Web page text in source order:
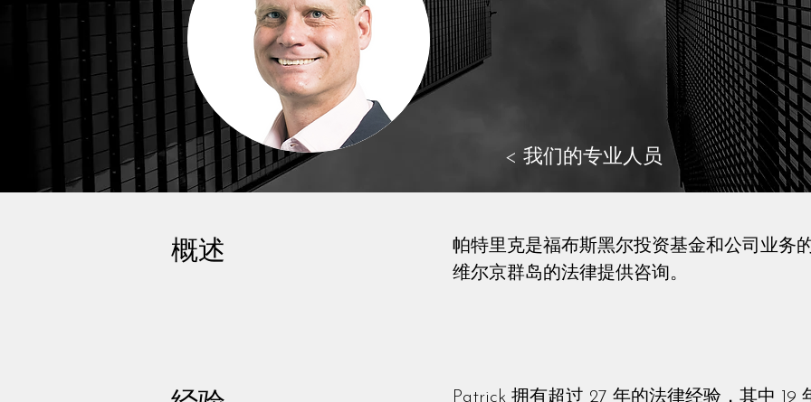
< 我们的专业人员
概述
帕特里克是福布斯黑尔投资基金和公司业务
维尔京群岛的法律提供咨询。
Patrick 拥有超过 27 年的法律经验，其中 19